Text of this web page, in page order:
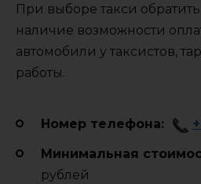
При выборе такси
наличие возможности
автомобили у таксистов,
работы.
Номер телефона:
Минимальная
рублей